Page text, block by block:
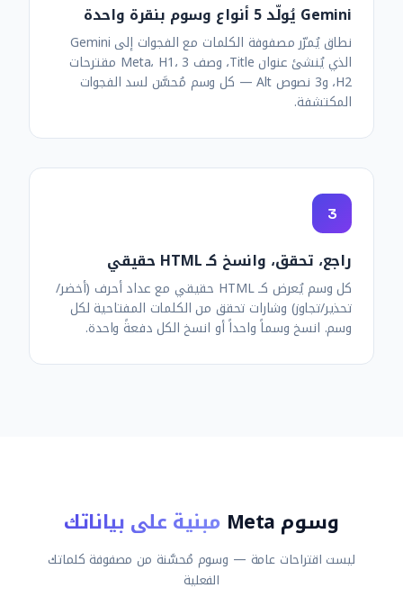
Gemini يُولّد 5 أنواع وسوم بنقرة واحدة
نطاق يُمرّر مصفوفة الكلمات مع الفجوات إلى Gemini
الذي يُنشئ عنوان Title، وصف Meta، H1، 3 مقترحات
H2، و3 نصوص Alt — كل وسم مُحسَّن لسد الفجوات
المكتشفة.
3
راجع، تحقق، وانسخ كـ HTML حقيقي
كل وسم يُعرض كـ HTML حقيقي مع عداد أحرف (أخضر/
تحذير/تجاوز) وشارات تحقق من الكلمات المفتاحية لكل
وسم. انسخ وسماً واحداً أو انسخ الكل دفعةً واحدة.
وسوم Meta مبنية على بياناتك
ليست اقتراحات عامة — وسوم مُحسَّنة من مصفوفة كلماتك
الفعلية